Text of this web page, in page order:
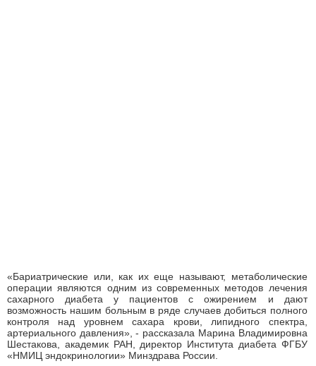
«Бариатрические или, как их еще называют, метаболические
операции являются одним из современных методов лечения
сахарного диабета у пациентов с ожирением и дают
возможность нашим больным в ряде случаев добиться полного
контроля над уровнем сахара крови, липидного спектра,
артериального давления», - рассказала Марина Владимировна
Шестакова, академик РАН, директор Института диабета ФГБУ
«НМИЦ эндокринологии» Минздрава России.